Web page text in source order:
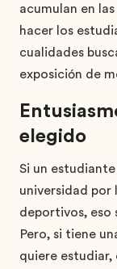
acumulan en
hacer los
cualidades
exposición de
elegido
Si un
universidad por
deportivos, eso
Pero, si tiene
quiere estudiar,